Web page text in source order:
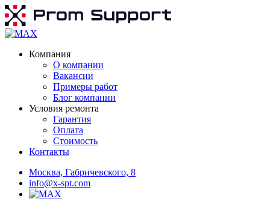
Компания
О компании
Вакансии
Примеры работ
Блог компании
Условия ремонта
Гарантия
Оплата
Стоимость
Контакты
Москва, Габричевского, 8
info@x-spt.com